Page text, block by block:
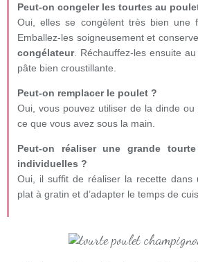
Peut-on congeler les tourtes au
Oui, elles se congèlent très bien une
Emballez-les soigneusement et
congélateur. Réchauffez-les ensuite
pâte bien croustillante.
Peut-on remplacer le poulet ?
Oui, vous pouvez utiliser de la dinde
ce que vous avez sous la main.
Peut-on réaliser une grande
individuelles ?
Oui, il suffit de réaliser la recette
plat à gratin et d’adapter le temps de